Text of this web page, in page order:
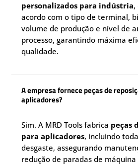
personalizados para indústria,
acordo com o tipo de terminal,
volume de produção e nível de
processo, garantindo máxima
qualidade.
A empresa fornece peças de
aplicadores?
Sim. A MRD Tools fabrica peças
para aplicadores, incluindo
desgaste, assegurando
redução de paradas de